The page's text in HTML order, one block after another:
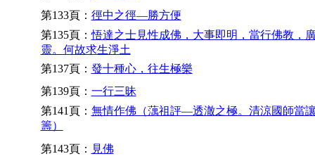
第133頁： 徑中之徑—勝方便
第135頁：悟達之士見性成佛，大事即明，當行佛教，
靈。何故求生淨土
第137頁： 發十種心，往生極樂
第139頁： 一行三昧
第141頁： 無情作佛（蕅祖評—透澈之極。清涼國師當
籌）
第143頁： 見佛